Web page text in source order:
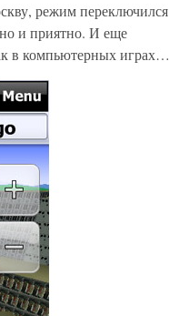
режим переключился
и приятно. И еще
в компьютерных играх…